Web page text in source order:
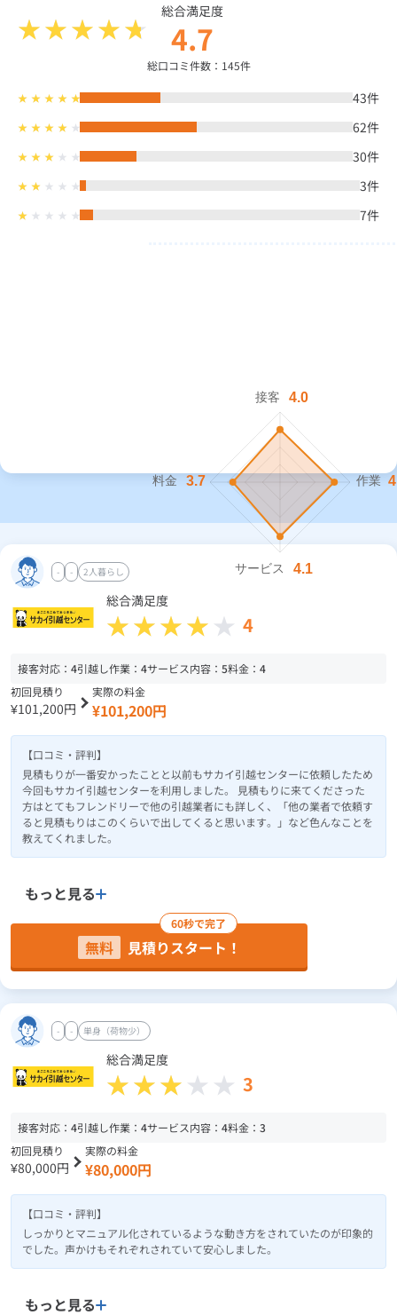
総合満足度
4.7
総口コミ件数：145件
43件
62件
30件
3件
7件
- - 2人暮らし
総合満足度
4
接客対応： 4引越し作業： 4サービス内容： 5料金： 4
初回見積り
¥101,200円
実際の料金
¥101,200円
【口コミ・評判】
見積もりが一番安かったことと以前もサカイ引越センターに依頼したため
今回もサカイ引越センターを利用しました。 見積もりに来てくださった
方はとてもフレンドリーで他の引越業者にも詳しく、「他の業者で依頼す
ると見積もりはこのくらいで出してくると思います。」など色んなことを
教えてくれました。
もっと見る
60秒で完了
無料 見積りスタート！
- - 単身（荷物少）
総合満足度
3
接客対応： 4引越し作業： 4サービス内容： 4料金： 3
初回見積り
¥80,000円
実際の料金
¥80,000円
【口コミ・評判】
しっかりとマニュアル化されているような動き方をされていたのが印象的
でした。声かけもそれぞれされていて安心しました。
もっと見る